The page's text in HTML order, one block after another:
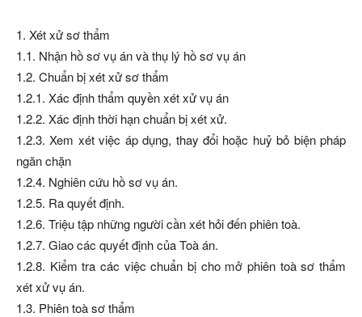
1. Xét xử sơ thẩm
1.1. Nhận hồ sơ vụ án và thụ lý hồ sơ vụ án
1.2. Chuẩn bị xét xử sơ thẩm
1.2.1. Xác định thẩm quyền xét xử vụ án
1.2.2. Xác định thời hạn chuẩn bị xét xử.
1.2.3. Xem xét việc áp dụng, thay đổi hoặc huỷ bỏ biện pháp
ngăn chặn
1.2.4. Nghiên cứu hồ sơ vụ án.
1.2.5. Ra quyết định.
1.2.6. Triệu tập những người cần xét hỏi đến phiên toà.
1.2.7. Giao các quyết định của Toà án.
1.2.8. Kiểm tra các việc chuẩn bị cho mở phiên toà sơ thẩm
xét xử vụ án.
1.3. Phiên toà sơ thẩm